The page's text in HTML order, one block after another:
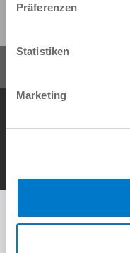
Präferenzen
Statistiken
Marketing
Conditions générales de vente